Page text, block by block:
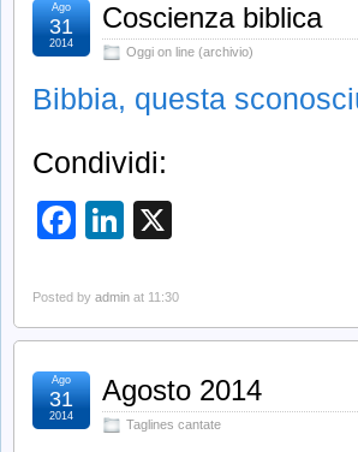
Coscienza biblica
Oggi on line (archivio)
Ago
31
2014
Bibbia, questa
Condividi:
Facebook
LinkedIn
Posted by admin at 11:30
Agosto 2014
Taglines cantate
Ago
31
2014